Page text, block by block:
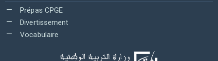
Prépas CPGE
Divertissement
Vocabulaire